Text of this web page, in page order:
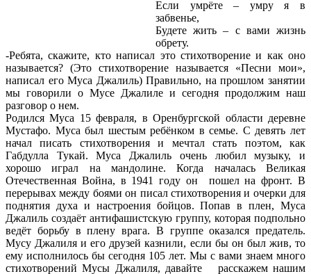
Если умрёте – умру я в
забвенье,
Будете жить – с вами жизнь
обрету.
-Ребята, скажите, кто написал это стихотворение и как оно
называется? (Это стихотворение называется «Песни мои»,
написал его Муса Джалиль) Правильно, на прошлом занятии
мы говорили о Мусе Джалиле и сегодня продолжим наш
разговор о нем.
Родился Муса 15 февраля, в Оренбургской области деревне
Мустафо. Муса был шестым ребёнком в семье. С девять лет
начал писать стихотворения и мечтал стать поэтом, как
Габдулла Тукай. Муса Джалиль очень любил музыку, и
хорошо играл на мандолине. Когда началась Великая
Отечественная Война, в 1941 году он пошел на фронт. В
перерывах между боями он писал стихотворения и очерки для
поднятия духа и настроения бойцов. Попав в плен, Муса
Джалиль создаёт антифашистскую группу, которая подпольно
ведёт борьбу в плену врага. В группе оказался предатель.
Мусу Джалиля и его друзей казнили, если бы он был жив, то
ему исполнилось бы сегодня 105 лет. Мы с вами знаем много
стихотворений Мусы Джалиля, давайте расскажем нашим